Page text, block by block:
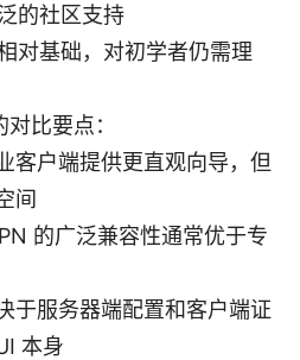
的社区支持
对基础，对初学者仍需理
比要点：
客户端提供更直观向导，但
间
的广泛兼容性通常优于专
于服务器端配置和客户端证
本身